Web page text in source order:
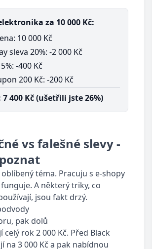
za 10 000 Kč:
10 000 Kč
sleva 20%: -2 000 Kč
-400 Kč
200 Kč: -200 Kč
400 Kč (ušetřili jste 26%)
vs falešné slevy -
téma. Pracuju s e-shopy
A některý triky, co
jsou fakt drzý.
pak dolů
rok 2 000 Kč. Před Black
na 3 000 Kč a pak nabídnou